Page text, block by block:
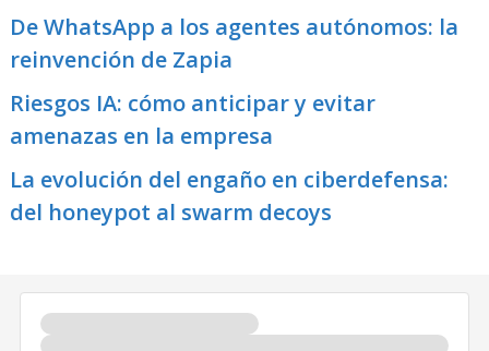
De WhatsApp a los agentes autónomos: la
reinvención de Zapia
Riesgos IA: cómo anticipar y evitar
amenazas en la empresa
La evolución del engaño en ciberdefensa:
del honeypot al swarm decoys